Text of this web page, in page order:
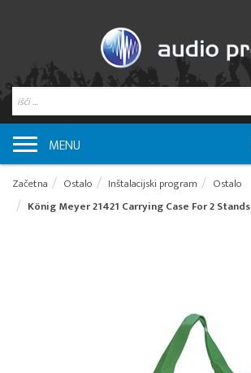
MENU
Začetna Ostalo Inštalacijski program
Ostalo
König Meyer 21421 Carrying Case For 2 Stands